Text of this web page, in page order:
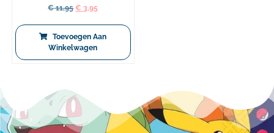
€11,95 € 3,95
Toevoegen Aan
Winkelwagen